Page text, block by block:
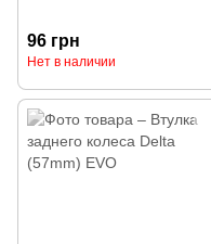
96 грн
Нет в наличии